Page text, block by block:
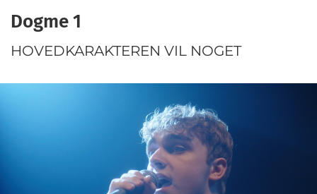
Dogme 1
HOVEDKARAKTEREN VIL NOGET